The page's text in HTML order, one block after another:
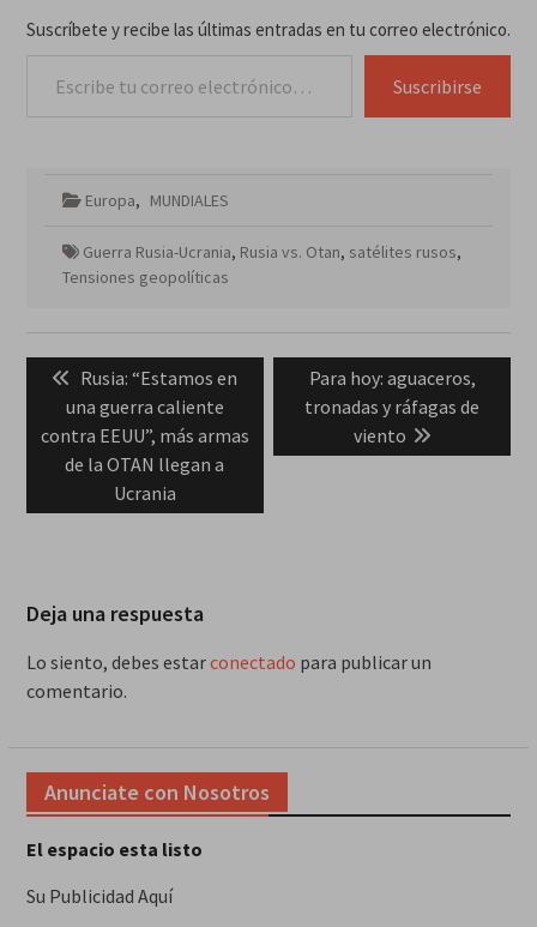
Suscríbete y recibe las últimas entradas en tu correo electrónico.
Suscribirse
Europa, MUNDIALES
Guerra Rusia-Ucrania, Rusia vs. Otan, satélites rusos,
Tensiones geopolíticas
Navegación
entradas
Previous
post:
Rusia: “Estamos en
una guerra caliente
contra EEUU”, más armas
de la OTAN llegan a
Ucrania
Next
post:
Para hoy: aguaceros,
tronadas y ráfagas de
viento
Deja una respuesta
Lo siento, debes estarconectado para publicar un
comentario.
Anunciate con Nosotros
El espacio esta listo
Su Publicidad Aquí